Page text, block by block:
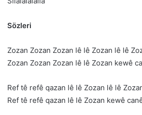
Sözleri
Zozan Zozan Zozan lê lê Zozan lê lê
Zozan Zozan Zozan lê lê Zozan kewê
Ref tê refê qazan lê lê Zozan lê lê
Ref tê refê qazan lê lê Zozan kewê